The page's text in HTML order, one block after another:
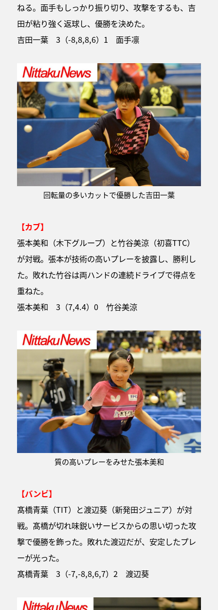
ねる。面手もしっかり振り切り、攻撃をするも、吉
田が粘り強く返球し、優勝を決めた。
吉田一葉 3（-8,8,8,6）1 面手凛
回転量の多いカットで優勝した吉田一葉
【カブ】
張本美和（木下グループ）と竹谷美涼（初喜TTC）
が対戦。張本が技術の高いプレーを披露し、勝利し
た。敗れた竹谷は両ハンドの連続ドライブで得点を
重ねた。
張本美和 3（7,4.4）0 竹谷美涼
質の高いプレーをみせた張本美和
【バンビ】
髙橋青葉（TIT）と渡辺葵（新発田ジュニア）が対
戦。髙橋が切れ味鋭いサービスからの思い切った攻
撃で優勝を飾った。敗れた渡辺だが、安定したプレ
ーが光った。
髙橋青葉 3（-7,-8,8,6,7）2 渡辺葵